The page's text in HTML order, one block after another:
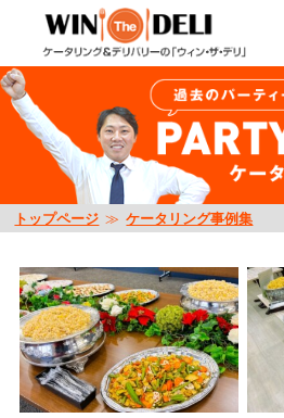
トップページ ≫ケータリング事例集